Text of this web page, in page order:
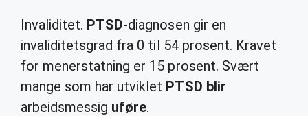
Invaliditet. PTSD-diagnosen gir en
invaliditetsgrad fra 0 til 54 prosent. Kravet
for menerstatning er 15 prosent. Svært
mange som har utviklet PTSD blir
arbeidsmessig uføre.